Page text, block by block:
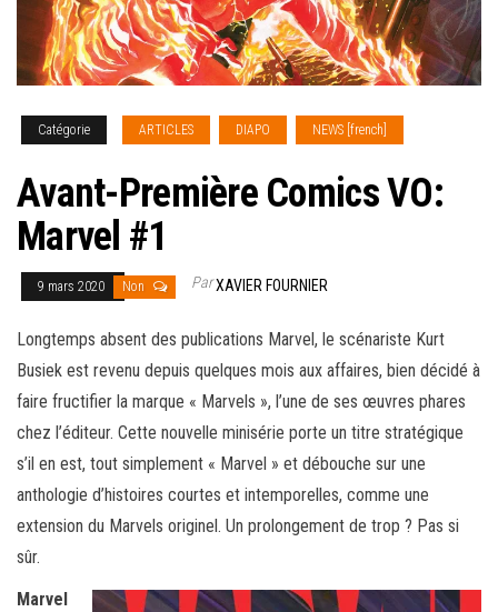
Catégorie ARTICLES DIAPO NEWS [french]
Avant-Première Comics VO:
Marvel #1
9 mars 2020 Non ParXAVIER FOURNIER
Longtemps absent des publications Marvel, le scénariste Kurt
Busiek est revenu depuis quelques mois aux affaires, bien décidé à
faire fructifier la marque « Marvels », l’une de ses œuvres phares
chez l’éditeur. Cette nouvelle minisérie porte un titre stratégique
s’il en est, tout simplement « Marvel » et débouche sur une
anthologie d’histoires courtes et intemporelles, comme une
extension du Marvels originel. Un prolongement de trop ? Pas si
sûr.
Marvel